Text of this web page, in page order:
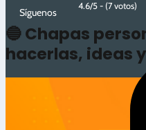
4.6/5 - (7 votos)
🔵 Chapas
hacerlas, ideas
Síguenos